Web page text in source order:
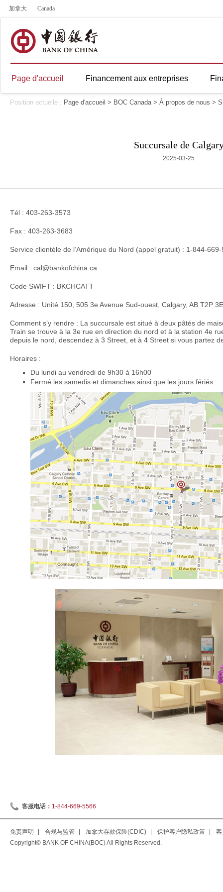
加拿大 Canada
Page d'accueil Financement aux entreprises
Position actuelle : Page d'accueil > BOC Canada> À propos de nous >
Succursale de
2025-03-25
Tél : 403-263-3573
Fax : 403-263-3683
Service clientèle de l’Amérique du Nord (appel gratuit) : 1-844-
Email : cal@bankofchina.ca
Code SWIFT : BKCHCATT
Adresse : Unité 150, 505 3e Avenue Sud-ouest, Calgary, AB T2P
Comment s’y rendre : La succursale est situé à deux pâtés de
Train se trouve à la 3e rue en direction du nord et à la station 4e
depuis le nord, descendez à 3 Street, et à 4 Street si vous partez
Horaires :
Du lundi au vendredi de 9h30 à 16h00
Fermé les samedis et dimanches ainsi que les jours fériés
客服电话： 1-844-669-5566
免责声明 合规与监管 加拿大存款保险(CDIC) 保护客户隐私政策
Copyright© BANK OF CHINA(BOC) All Rights Reserved.